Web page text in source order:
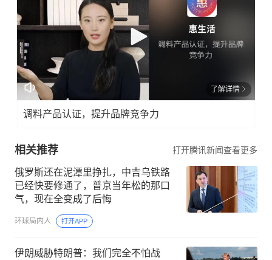
了解详情
调料产品认证，提升品牌竞争力
相关推荐 打开腾讯新闻查看更多
俄罗斯还在泥潭里挣扎，中吉乌铁路
已经快要修通了，普京当年松的那口
气，现在全变成了后悔
环球局内人 打开APP
伊朗威胁特朗普：我们完全不怕战